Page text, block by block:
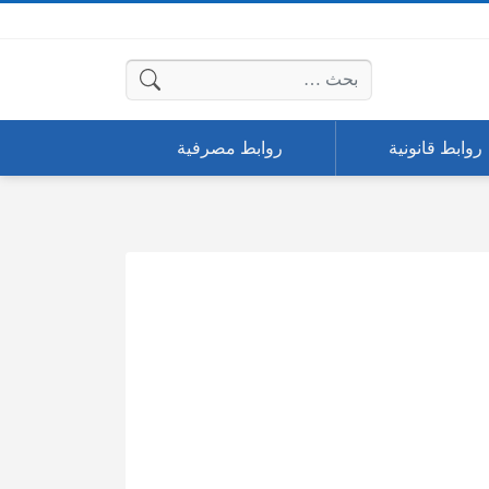
البحث عن:
روابط قانونية روابط مصرفية